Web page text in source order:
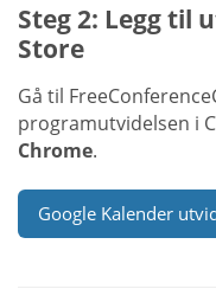
Steg 2: Legg til
Store
Gå til
programutvidelsen i
Chrome.
Google Kalender